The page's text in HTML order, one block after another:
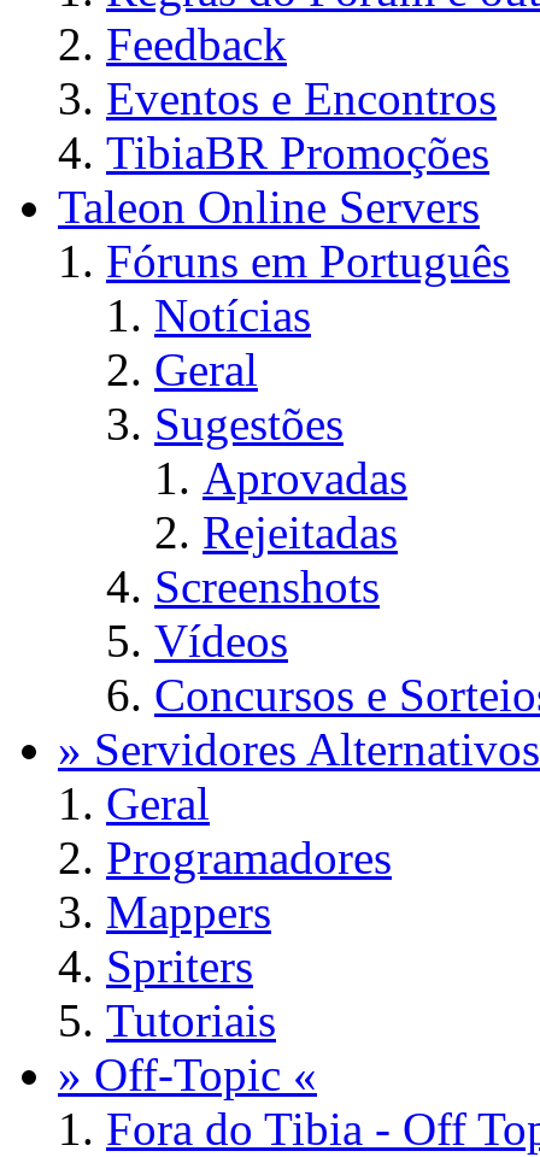
Feedback
Eventos e Encontros
TibiaBR Promoções
Taleon Online Servers
Fóruns em Português
Notícias
Geral
Sugestões
Aprovadas
Rejeitadas
Screenshots
Vídeos
Concursos e
» Servidores
Geral
Programadores
Mappers
Spriters
Tutoriais
» Off-Topic «
Fora do Tibia - Off